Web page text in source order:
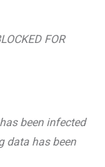
FOR
been infected
data has been